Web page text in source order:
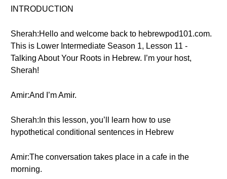
INTRODUCTION
Sherah:Hello and welcome back to hebrewpod101.com.
This is Lower Intermediate Season 1, Lesson 11 -
Talking About Your Roots in Hebrew. I’m your host,
Sherah!
Amir:And I’m Amir.
Sherah:In this lesson, you’ll learn how to use
hypothetical conditional sentences in Hebrew
Amir:The conversation takes place in a cafe in the
morning.